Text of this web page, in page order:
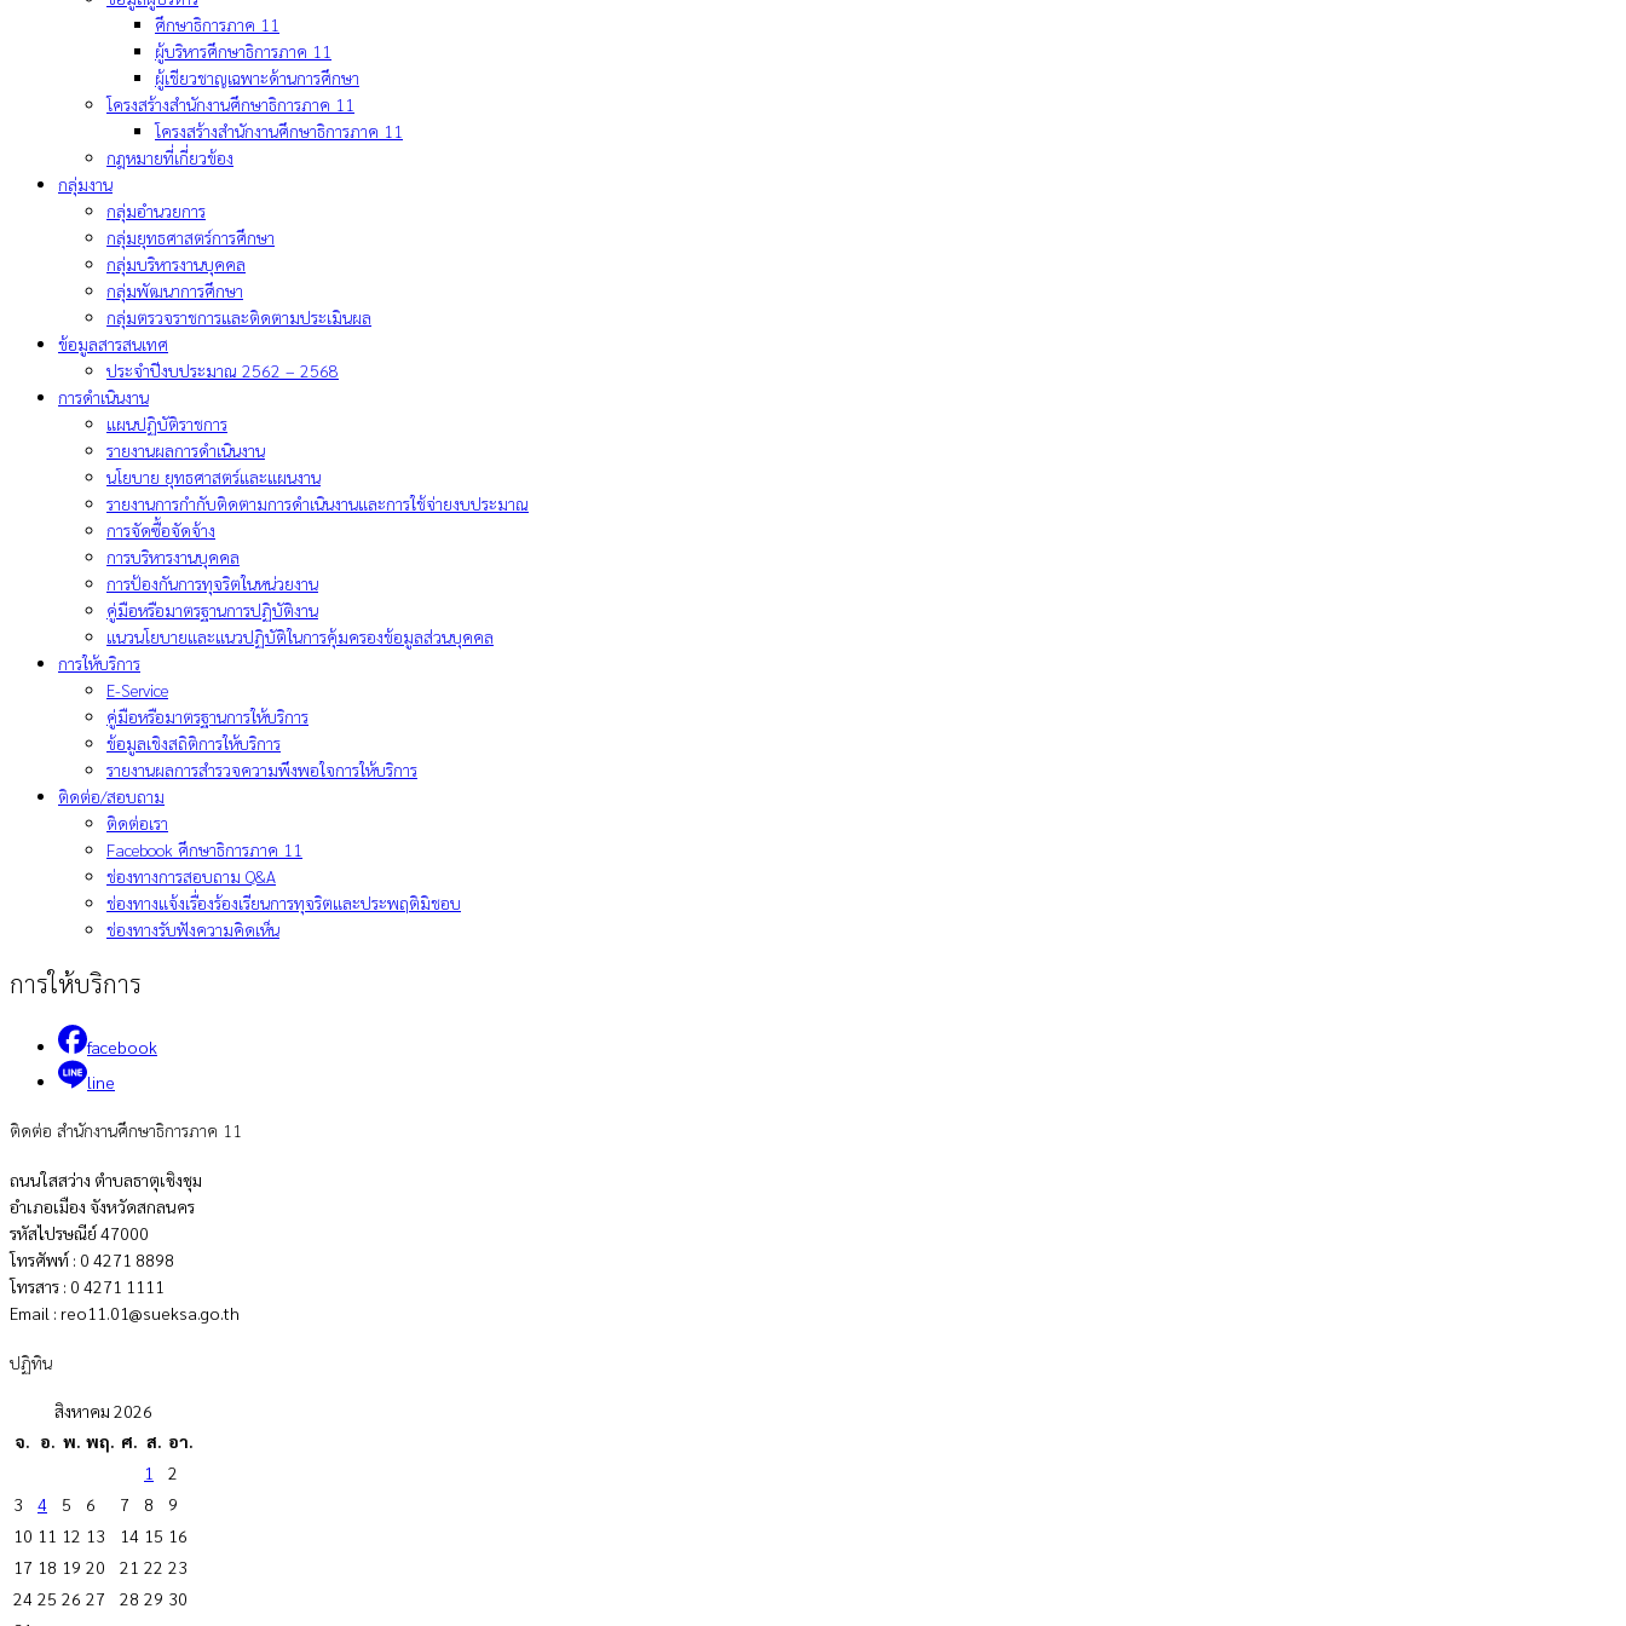
ศึกษาธิการภาค 11
ผู้บริหารศึกษาธิการภาค 11
ผู้เชียวชาญเฉพาะด้านการศึกษา
โครงสร้างสำนักงานศึกษาธิการภาค 11
โครงสร้างสำนักงานศึกษาธิการภาค 11
กฎหมายที่เกี่ยวข้อง
กลุ่มงาน
กลุ่มอำนวยการ
กลุ่มยุทธศาสตร์การศึกษา
กลุ่มบริหารงานบุคคล
กลุ่มพัฒนาการศึกษา
กลุ่มตรวจราชการและติดตามประเมินผล
ข้อมูลสารสนเทศ
ประจำปีงบประมาณ 2562 – 2568
การดำเนินงาน
แผนปฏิบัติราชการ
รายงานผลการดำเนินงาน
นโยบาย ยุทธศาสตร์และแผนงาน
รายงานการกำกับติดตามการดำเนินงานและการใช้จ่ายงบประมาณ
การจัดซื้อจัดจ้าง
การบริหารงานบุคคล
การป้องกันการทุจริตในหน่วยงาน
คู่มือหรือมาตรฐานการปฏิบัติงาน
แนวนโยบายและแนวปฏิบัติในการคุ้มครองข้อมูลส่วนบุคคล
การให้บริการ
E-Service
คู่มือหรือมาตรฐานการให้บริการ
ข้อมูลเชิงสถิติการให้บริการ
รายงานผลการสำรวจความพึงพอใจการให้บริการ
ติดต่อ/สอบถาม
ติดต่อเรา
Facebook ศึกษาธิการภาค 11
ช่องทางการสอบถาม Q&A
ช่องทางแจ้งเรื่องร้องเรียนการทุจริตและประพฤติมิชอบ
ช่องทางรับฟังความคิดเห็น
การให้บริการ
facebook
line
ติดต่อ สำนักงานศึกษาธิการภาค 11
ถนนใสสว่าง ตำบลธาตุเชิงชุม
อำเภอเมือง จังหวัดสกลนคร
รหัสไปรษณีย์ 47000
โทรศัพท์ : 0 4271 8898
โทรสาร : 0 4271 1111
Email : reo11.01@sueksa.go.th
ปฏิทิน
สิงหาคม 2026
จ. อ. พ. พฤ. ศ. ส. อา.
1
2
3
4 5 6 7 8
9
10 11 12 13 14 15 16
17 18 19 20 21 22 23
24 25 26 27 28 29 30